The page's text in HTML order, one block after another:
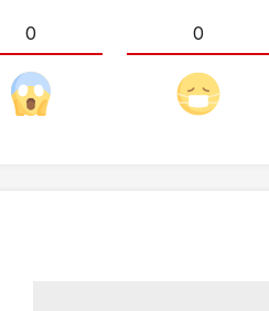
0 0